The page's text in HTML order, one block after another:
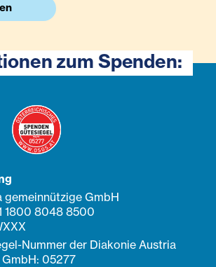
zum Spenden:
gemeinnützige GmbH
1800 8048 8500
Nummer der Diakonie Austria
05277